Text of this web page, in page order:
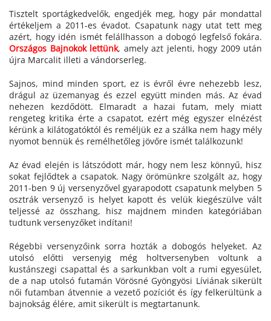
Tisztelt sportágkedvelők, engedjék meg, hogy pár mondattal
értékeljem a 2011-es évadot. Csapatunk nagy utat tett meg
azért, hogy idén ismét felállhasson a dobogó legfelső fokára.
Országos Bajnokok lettünk, amely azt jelenti, hogy 2009 után
újra Marcalit illeti a vándorserleg.
Sajnos, mind minden sport, ez is évről évre nehezebb lesz,
drágul az üzemanyag és ezzel együtt minden más. Az évad
nehezen kezdődött. Elmaradt a hazai futam, mely miatt
rengeteg kritika érte a csapatot, ezért még egyszer elnézést
kérünk a kilátogatóktól és reméljük ez a szálka nem hagy mély
nyomot bennük és remélhetőleg jövőre ismét találkozunk!
Az évad elején is látszódott már, hogy nem lesz könnyű, hisz
sokat fejlődtek a csapatok. Nagy örömünkre szolgált az, hogy
2011-ben 9 új versenyzővel gyarapodott csapatunk melyben 5
osztrák versenyző is helyet kapott és velük kiegészülve vált
teljessé az összhang, hisz majdnem minden kategóriában
tudtunk versenyzőket indítani!
Régebbi versenyzőink sorra hozták a dobogós helyeket. Az
utolsó előtti versenyig még holtversenyben voltunk a
kustánszegi csapattal és a sarkunkban volt a rumi egyesület,
de a nap utolsó futamán Vörösné Gyöngyösi Líviának sikerült
női futamban átvennie a vezető pozíciót és így felkerültünk a
bajnokság élére, amit sikerült is megtartanunk.